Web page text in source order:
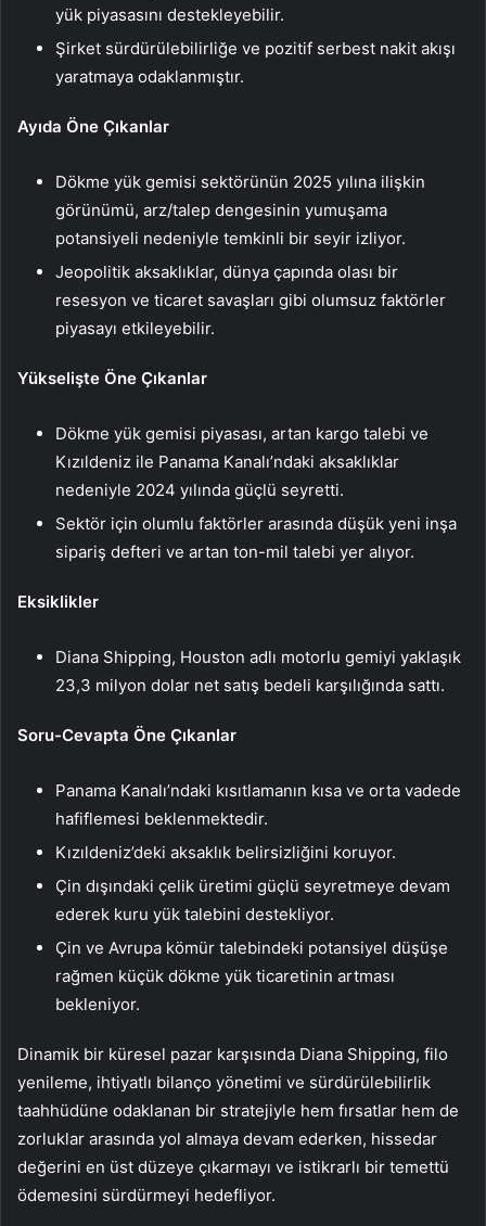
yük piyasasını destekleyebilir.
Şirket sürdürülebilirliğe ve pozitif serbest nakit akışı
yaratmaya odaklanmıştır.
Ayıda Öne Çıkanlar
Dökme yük gemisi sektörünün 2025 yılına ilişkin
görünümü, arz/talep dengesinin yumuşama
potansiyeli nedeniyle temkinli bir seyir izliyor.
Jeopolitik aksaklıklar, dünya çapında olası bir
resesyon ve ticaret savaşları gibi olumsuz faktörler
piyasayı etkileyebilir.
Yükselişte Öne Çıkanlar
Dökme yük gemisi piyasası, artan kargo talebi ve
Kızıldeniz ile Panama Kanalı’ndaki aksaklıklar
nedeniyle 2024 yılında güçlü seyretti.
Sektör için olumlu faktörler arasında düşük yeni inşa
sipariş defteri ve artan ton-mil talebi yer alıyor.
Eksiklikler
Diana Shipping, Houston adlı motorlu gemiyi yaklaşık
23,3 milyon dolar net satış bedeli karşılığında sattı.
Soru-Cevapta Öne Çıkanlar
Panama Kanalı’ndaki kısıtlamanın kısa ve orta vadede
hafiflemesi beklenmektedir.
Kızıldeniz’deki aksaklık belirsizliğini koruyor.
Çin dışındaki çelik üretimi güçlü seyretmeye devam
ederek kuru yük talebini destekliyor.
Çin ve Avrupa kömür talebindeki potansiyel düşüşe
rağmen küçük dökme yük ticaretinin artması
bekleniyor.
Dinamik bir küresel pazar karşısında Diana Shipping, filo
yenileme, ihtiyatlı bilanço yönetimi ve sürdürülebilirlik
taahhüdüne odaklanan bir stratejiyle hem fırsatlar hem de
zorluklar arasında yol almaya devam ederken, hissedar
değerini en üst düzeye çıkarmayı ve istikrarlı bir temettü
ödemesini sürdürmeyi hedefliyor.